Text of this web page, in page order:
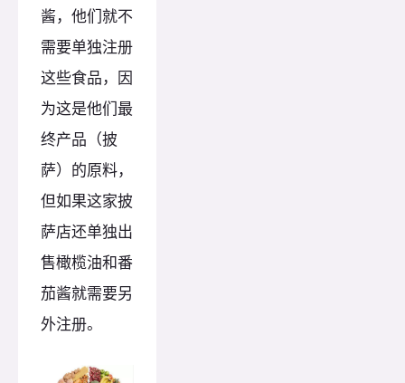
酱，他们就不
需要单独注册
这些食品，因
为这是他们最
终产品（披
萨）的原料，
但如果这家披
萨店还单独出
售橄榄油和番
茄酱就需要另
外注册。